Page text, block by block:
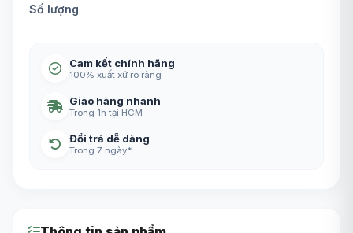
Số lượng
Cam kết chính hãng
100% xuất xứ rõ ràng
Giao hàng nhanh
Trong 1h tại HCM
Đổi trả dễ dàng
Trong 7 ngày*